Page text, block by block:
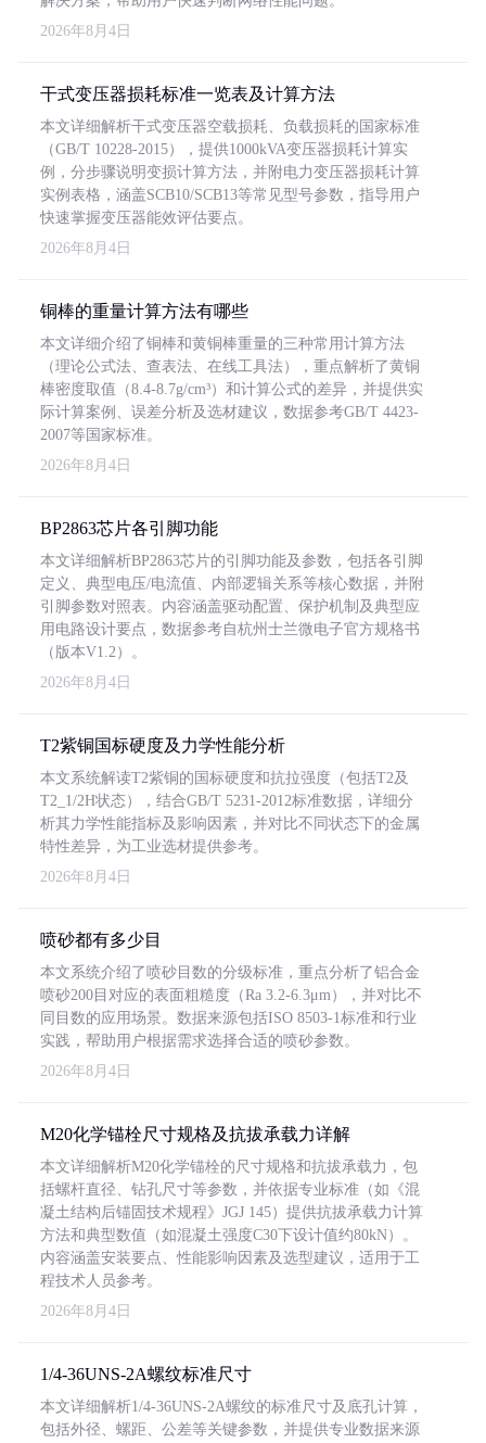
2026年8月4日
干式变压器损耗标准一览表及计算方法
本文详细解析干式变压器空载损耗、负载损耗的国家标准
（GB/T 10228-2015），提供1000kVA变压器损耗计算实
例，分步骤说明变损计算方法，并附电力变压器损耗计算
实例表格，涵盖SCB10/SCB13等常见型号参数，指导用户
快速掌握变压器能效评估要点。
2026年8月4日
铜棒的重量计算方法有哪些
本文详细介绍了铜棒和黄铜棒重量的三种常用计算方法
（理论公式法、查表法、在线工具法），重点解析了黄铜
棒密度取值（8.4-8.7g/cm³）和计算公式的差异，并提供实
际计算案例、误差分析及选材建议，数据参考GB/T 4423-
2007等国家标准。
2026年8月4日
BP2863芯片各引脚功能
本文详细解析BP2863芯片的引脚功能及参数，包括各引脚
定义、典型电压/电流值、内部逻辑关系等核心数据，并附
引脚参数对照表。内容涵盖驱动配置、保护机制及典型应
用电路设计要点，数据参考自杭州士兰微电子官方规格书
（版本V1.2）。
2026年8月4日
T2紫铜国标硬度及力学性能分析
本文系统解读T2紫铜的国标硬度和抗拉强度（包括T2及
T2_1/2H状态），结合GB/T 5231-2012标准数据，详细分
析其力学性能指标及影响因素，并对比不同状态下的金属
特性差异，为工业选材提供参考。
2026年8月4日
喷砂都有多少目
本文系统介绍了喷砂目数的分级标准，重点分析了铝合金
喷砂200目对应的表面粗糙度（Ra 3.2-6.3μm），并对比不
同目数的应用场景。数据来源包括ISO 8503-1标准和行业
实践，帮助用户根据需求选择合适的喷砂参数。
2026年8月4日
M20化学锚栓尺寸规格及抗拔承载力详解
本文详细解析M20化学锚栓的尺寸规格和抗拔承载力，包
括螺杆直径、钻孔尺寸等参数，并依据专业标准（如《混
凝土结构后锚固技术规程》JGJ 145）提供抗拔承载力计算
方法和典型数值（如混凝土强度C30下设计值约80kN）。
内容涵盖安装要点、性能影响因素及选型建议，适用于工
程技术人员参考。
2026年8月4日
1/4-36UNS-2A螺纹标准尺寸
本文详细解析1/4-36UNS-2A螺纹的标准尺寸及底孔计算，
包括外径、螺距、公差等关键参数，并提供专业数据来源